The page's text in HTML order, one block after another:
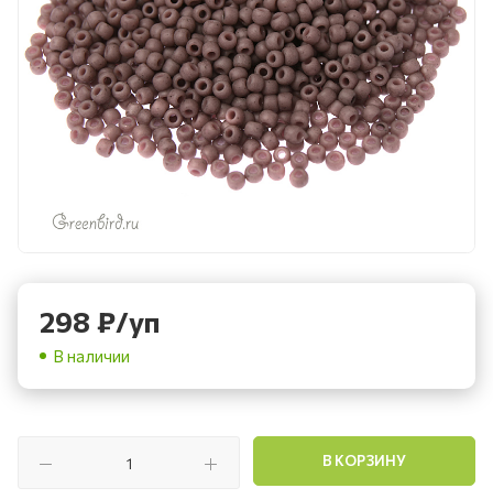
298 ₽/уп
В наличии
В КОРЗИНУ